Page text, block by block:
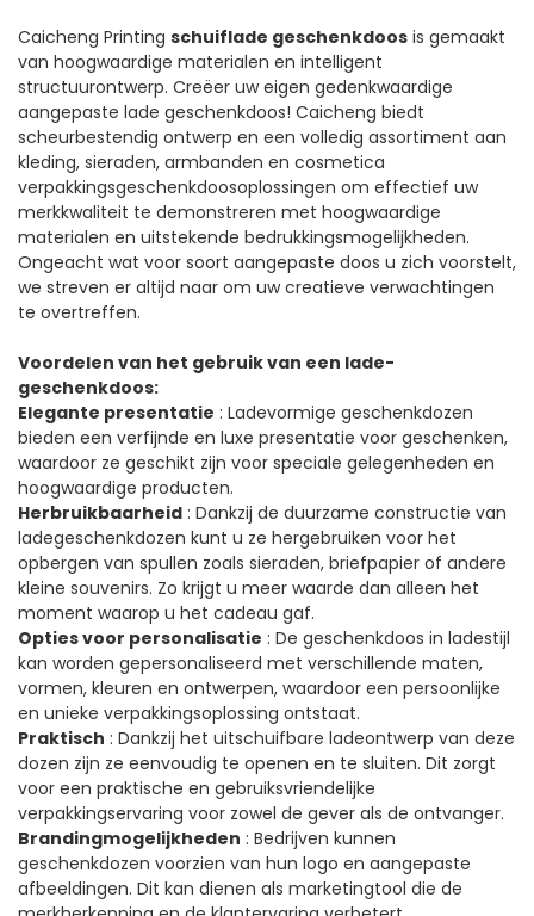
Caicheng Printing schuiflade geschenkdoos is gemaakt
van hoogwaardige materialen en intelligent
structuurontwerp. Creëer uw eigen gedenkwaardige
aangepaste lade geschenkdoos! Caicheng biedt
scheurbestendig ontwerp en een volledig assortiment aan
kleding, sieraden, armbanden en cosmetica
verpakkingsgeschenkdoosoplossingen om effectief uw
merkkwaliteit te demonstreren met hoogwaardige
materialen en uitstekende bedrukkingsmogelijkheden.
Ongeacht wat voor soort aangepaste doos u zich voorstelt,
we streven er altijd naar om uw creatieve verwachtingen
te overtreffen.
Voordelen van het gebruik van een lade-
geschenkdoos:
Elegante presentatie : Ladevormige geschenkdozen
bieden een verfijnde en luxe presentatie voor geschenken,
waardoor ze geschikt zijn voor speciale gelegenheden en
hoogwaardige producten.
Herbruikbaarheid : Dankzij de duurzame constructie van
ladegeschenkdozen kunt u ze hergebruiken voor het
opbergen van spullen zoals sieraden, briefpapier of andere
kleine souvenirs. Zo krijgt u meer waarde dan alleen het
moment waarop u het cadeau gaf.
Opties voor personalisatie : De geschenkdoos in ladestijl
kan worden gepersonaliseerd met verschillende maten,
vormen, kleuren en ontwerpen, waardoor een persoonlijke
en unieke verpakkingsoplossing ontstaat.
Praktisch : Dankzij het uitschuifbare ladeontwerp van deze
dozen zijn ze eenvoudig te openen en te sluiten. Dit zorgt
voor een praktische en gebruiksvriendelijke
verpakkingservaring voor zowel de gever als de ontvanger.
Brandingmogelijkheden : Bedrijven kunnen
geschenkdozen voorzien van hun logo en aangepaste
afbeeldingen. Dit kan dienen als marketingtool die de